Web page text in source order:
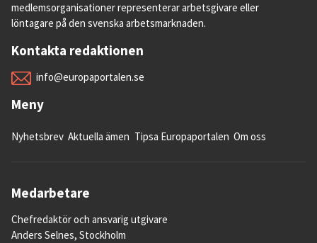
medlemsorganisationer representerar arbetsgivare eller
löntagare på den svenska arbetsmarknaden.
Kontakta redaktionen
info@europaportalen.se
Meny
Nyhetsbrev Aktuella ämen Tipsa Europaportalen Om oss
Medarbetare
Chefredaktör och ansvarig utgivare
Anders Selnes, Stockholm